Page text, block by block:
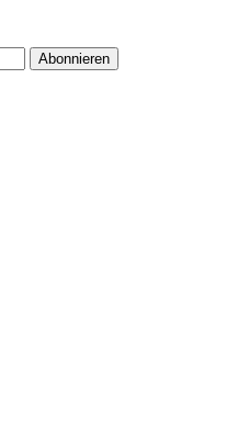
Abonnieren